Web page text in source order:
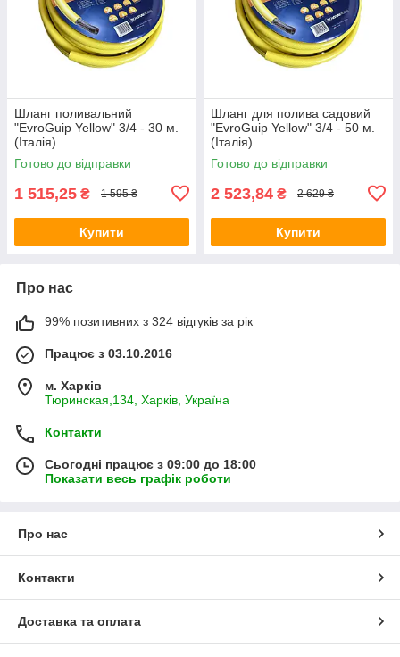
Шланг поливальний
"EvroGuip Yellow" 3/4 - 30 м.
(Італія)
Готово до відправки
1 515,25 ₴ 1 595 ₴
Купити
Шланг для полива садовий
"EvroGuip Yellow" 3/4 - 50 м.
(Італія)
Готово до відправки
2 523,84 ₴ 2 629 ₴
Купити
Про нас
99% позитивних з 324 відгуків за рік
Працює з 03.10.2016
м. Харків
Тюринская,134, Харків, Україна
Контакти
Сьогодні працює з 09:00 до 18:00
Показати весь графік роботи
Про нас
Контакти
Доставка та оплата